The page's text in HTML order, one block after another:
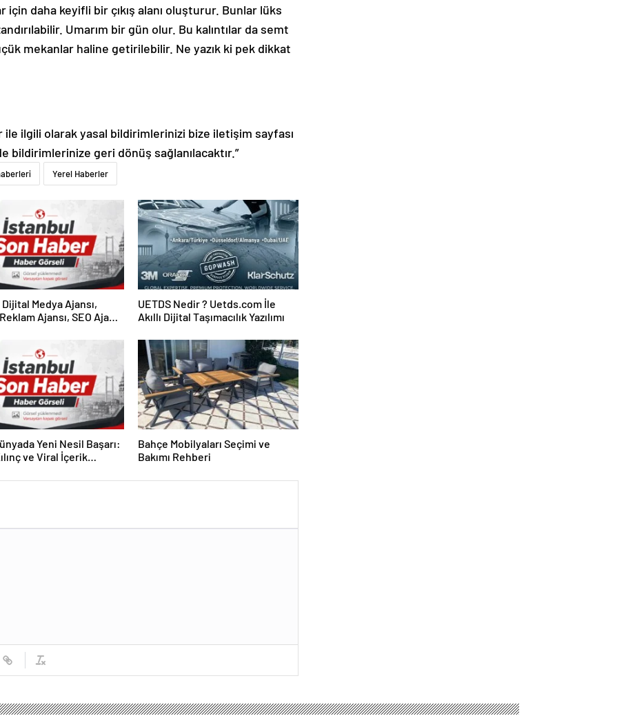
daha keyifli bir çıkış alanı oluşturur. Bunlar lüks
Umarım bir gün olur. Bu kalıntılar da semt
mekanlar haline getirilebilir. Ne yazık ki pek dikkat
ilgili olarak yasal bildirimlerinizi bize iletişim sayfası
bildirimlerinize geri dönüş sağlanılacaktır.”
Yerel Haberler
Ajansı, SEO Ajansı
UETDS Nedir ? Uetds.com İle
Akıllı Dijital Taşımacılık Yazılımı
Yeni Nesil Başarı:
ve Viral İçerik
Bahçe Mobilyaları Seçimi ve
Bakımı Rehberi